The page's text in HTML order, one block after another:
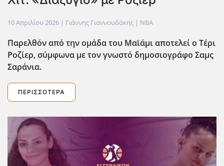
10 Απριλίου 2026 | Γιάννης Γιαννουδάκης | NBA
Παρελθόν από την ομάδα του Μαϊάμι αποτελεί ο Τέρι
Ροζίερ, σύμφωνα με τον γνωστό δημοσιογράφο Σαμς
Σαράνια.
ΠΕΡΙΣΣΌΤΕΡΑ